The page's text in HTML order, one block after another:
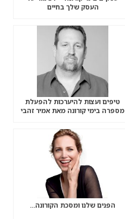
העסק שלך בחיים
טיפים ועצות להיערכות להפעלת
מספרה בימי קורונה מאת אמיר זהבי
הפנים שלנו ומסכת הקורונה…